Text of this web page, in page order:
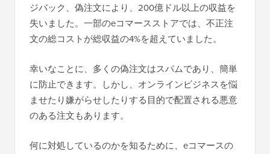
ジバック、偽注文により、200億ドル以上の収益を
失いました。一部のeコマースストアでは、不正注
文の総コストが総収益の4%を超えていました。
幸いなことに、多くの偽注文はスパムであり、簡単
に防止できます。しかし、オンラインビジネスを悩
ませたり嫌がらせしたりする目的で配置される悪意
のある注文もあります。
何に対処しているのかを知るために、eコマースの